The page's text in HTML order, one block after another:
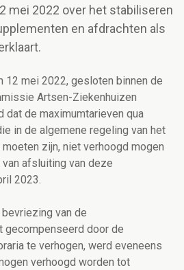
mei 2022 over het stabiliseren
en afdrachten als
12 mei 2022, gesloten binnen de
Artsen-Ziekenhuizen
dat de maximumtarieven qua
in de algemene regeling van het
zijn, niet verhoogd mogen
afsluiting van deze
2023.
van de
gecompenseerd door de
te verhogen, werd eveneens
verhoogd worden tot